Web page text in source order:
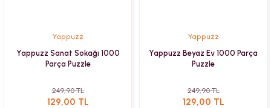
Yappuzz
Yappuzz Sanat Sokağı 1000
Parça Puzzle
249,90 TL
129,00 TL
Yappuzz
Yappuzz Beyaz Ev 1000 Parça
Puzzle
249,90 TL
129,00 TL